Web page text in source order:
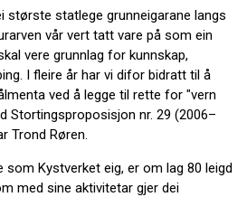
største statlege grunneigarane langs
vår vert tatt vare på som ein
vere grunnlag for kunnskap,
I fleire år har vi difor bidratt til å
ved å legge til rette for "vern
Stortingsproposisjon nr. 29 (2006–
Trond Røren.
Kystverket eig, er om lag 80 leigd
med sine aktivitetar gjer dei